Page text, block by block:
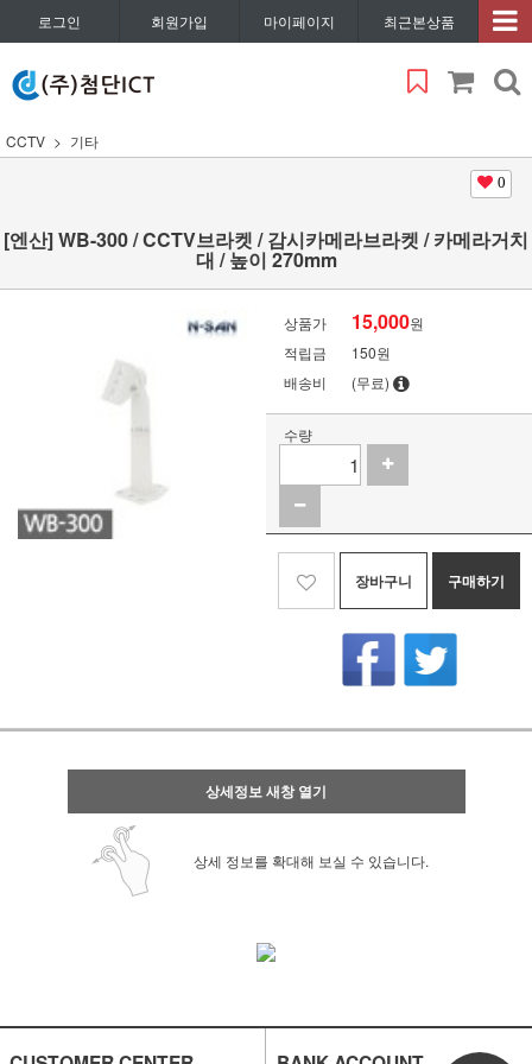
로그인 회원가입 마이페이지 최근본상품
CCTV 기타
0
[엔산] WB-300 / CCTV브라켓 / 감시카메라브라켓 / 카메라거치
대 / 높이 270mm
상품가 15,000원
적립금
150원
배송비
(무료)
수량
장바구니 구매하기
상세정보 새창 열기
상세 정보를 확대해 보실 수 있습니다.